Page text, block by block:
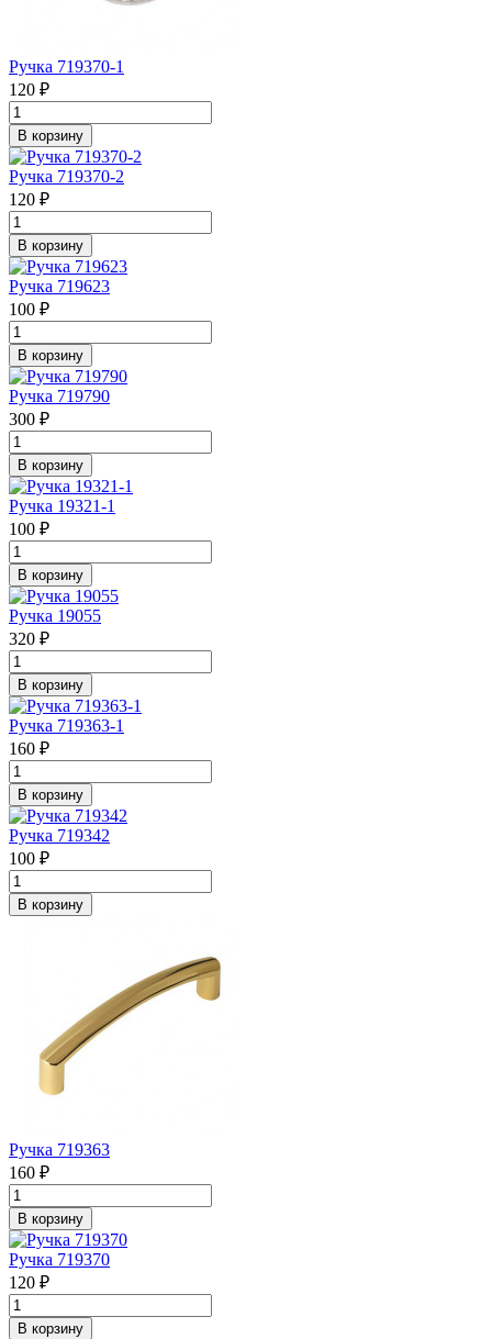
Ручка 719370-1
120 ₽
В корзину
Ручка 719370-2
120 ₽
В корзину
Ручка 719623
100 ₽
В корзину
Ручка 719790
300 ₽
В корзину
Ручка 19321-1
100 ₽
В корзину
Ручка 19055
320 ₽
В корзину
Ручка 719363-1
160 ₽
В корзину
Ручка 719342
100 ₽
В корзину
Ручка 719363
160 ₽
В корзину
Ручка 719370
120 ₽
В корзину